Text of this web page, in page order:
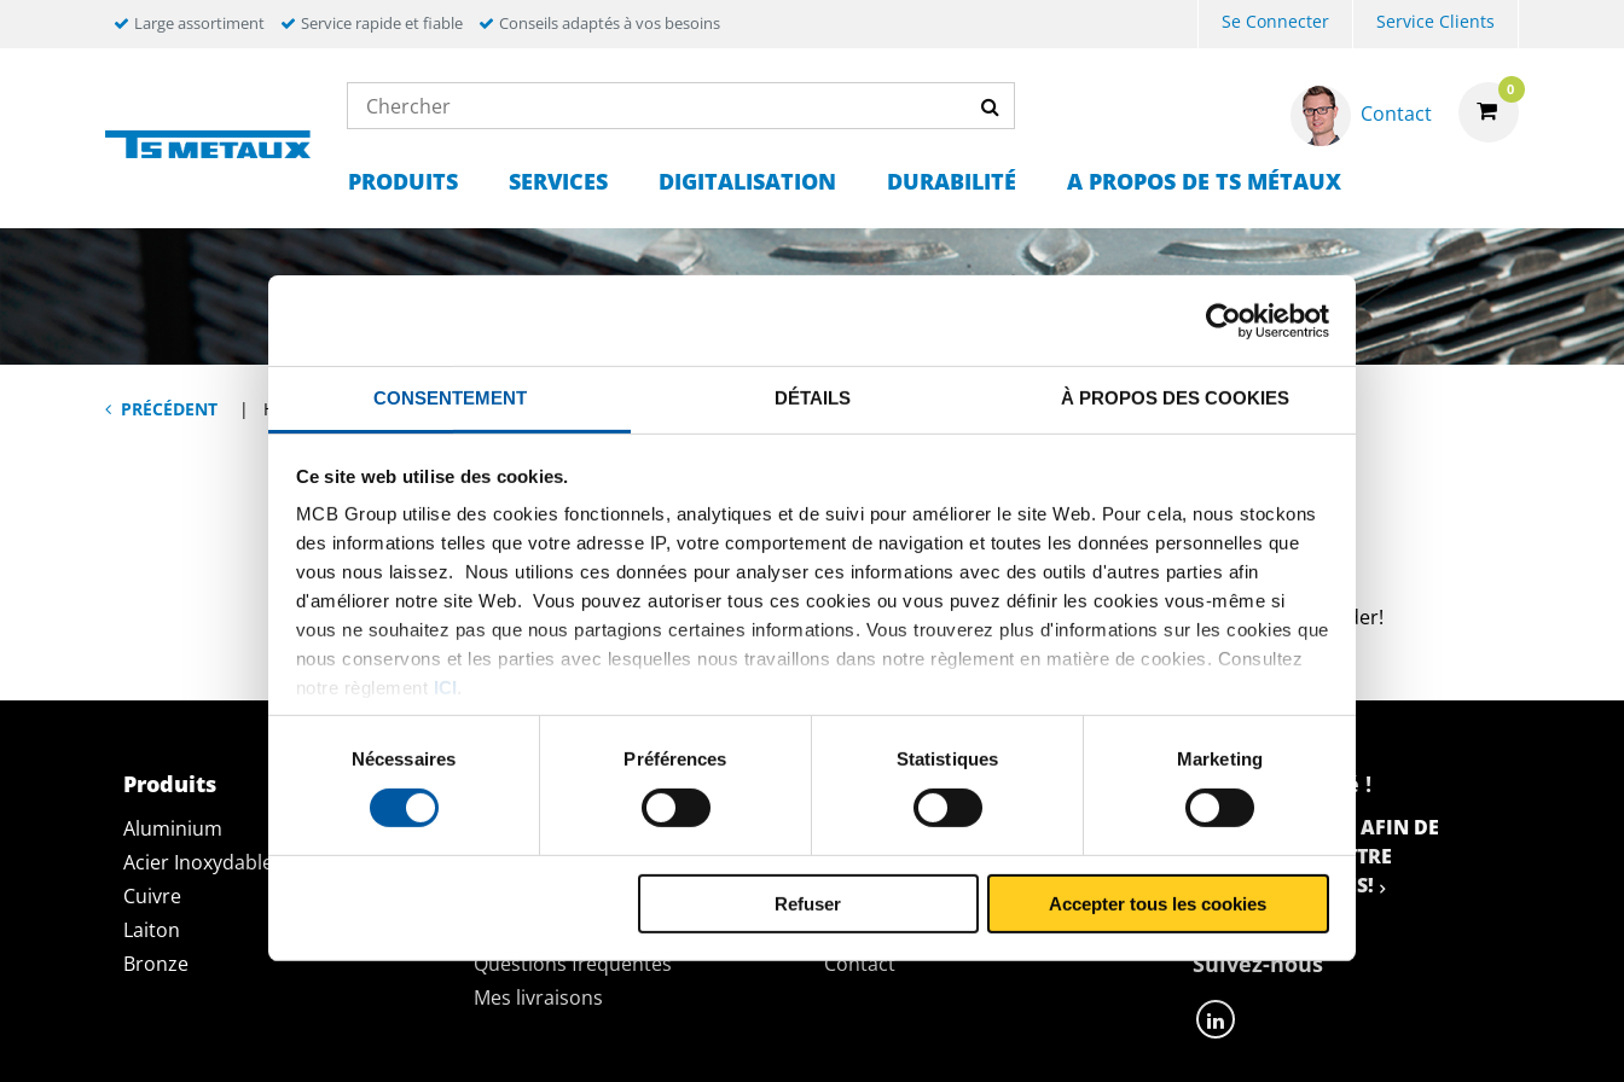
CONSENTEMENT DÉTAILS À PROPOS DES COOKIES
Ce site web utilise des cookies.
MCB Group utilise des cookies fonctionnels, analytiques et de suivi pour améliorer le site Web. Pour cela, nous stockons
des informations telles que votre adresse IP, votre comportement de navigation et toutes les données personnelles que
vous nous laissez. Nous utilions ces données pour analyser ces informations avec des outils d'autres parties afin
d'améliorer notre site Web. Vous pouvez autoriser tous ces cookies ou vous puvez définir les cookies vous-même si
vous ne souhaitez pas que nous partagions certaines informations. Vous trouverez plus d'informations sur les cookies que
nous conservons et les parties avec lesquelles nous travaillons dans notre règlement en matière de cookies. Consultez
notre règlement ICI
consentement
Nécessaires Préférences Statistiques Marketing
Refuser Accepter tous les cookies
Large assortiment Service rapide et fiable Conseils adaptés à vos besoins Se Connecter Service Clients
0
Contact
PRODUITS SERVICES DIGITALISATION DURABILITÉ A PROPOS DE TS MÉTAUX
PRÉCÉDENT HOME PROFIL
Profil
Pas d'article trouvé Profil
Vous n'avez pas trouvé ce que vous cherchez? Un COLLABORATEUR peut vous aider!
Produits
Aluminium
Acier Inoxydable
Cuivre
Laiton
Bronze
Mon Espace Client
Découvrez Mon Espace Client
Enregistrer
Questions fréquentes
Mes livraisons
À propos de TS Métaux
Historique
Mentions légales
Filiales MCB
Contact
Restez informé !
INSCRIVEZ-VOUS AFIN DE
RECEVOIR LA LETTRE
D’INFORMATIONS!
Suivez-nous